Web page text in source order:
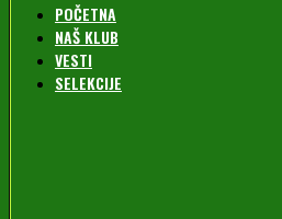
POČETNA
NAŠ KLUB
VESTI
SELEKCIJE